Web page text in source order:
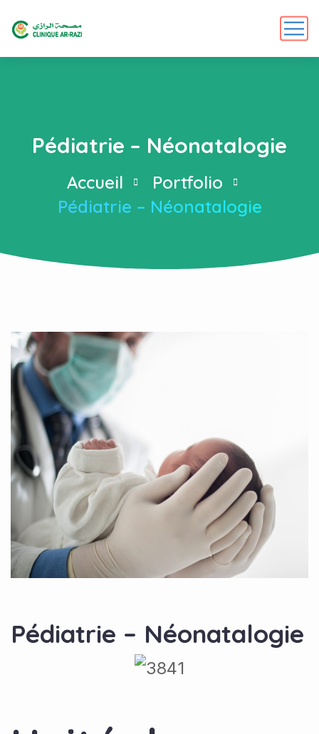
Pédiatrie – Néonatalogie
Accueil
Portfolio
Pédiatrie – Néonatalogie
Pédiatrie – Néonatalogie